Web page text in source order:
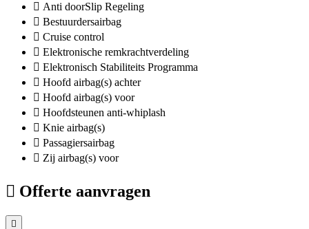
Anti doorSlip Regeling
Bestuurdersairbag
Cruise control
Elektronische remkrachtverdeling
Elektronisch Stabiliteits Programma
Hoofd airbag(s) achter
Hoofd airbag(s) voor
Hoofdsteunen anti-whiplash
Knie airbag(s)
Passagiersairbag
Zij airbag(s) voor
Offerte aanvragen